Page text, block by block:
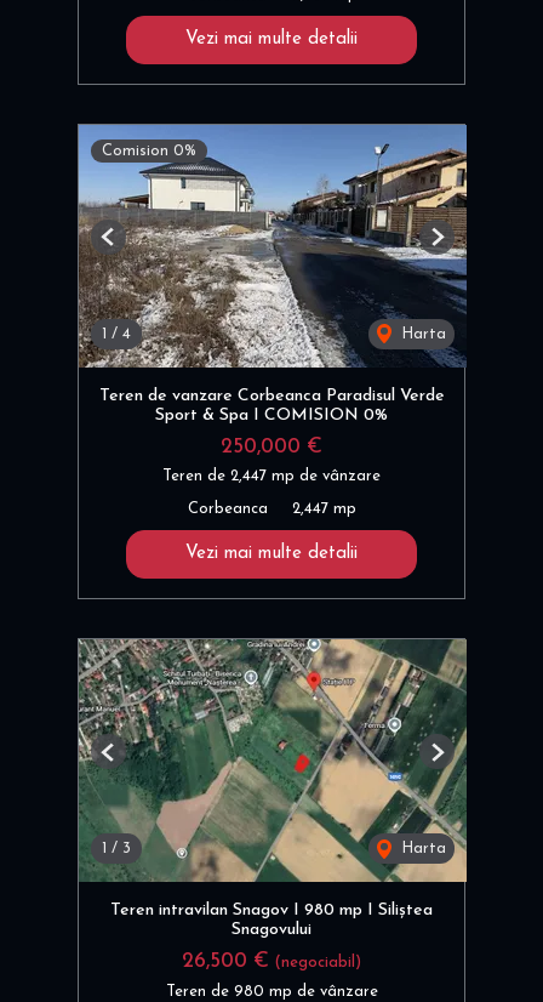
Vezi mai multe detalii
Comision 0%
1 / 4 Harta
Previous Next
Teren de vanzare Corbeanca Paradisul Verde
Sport & Spa I COMISION 0%
250,000 €
Teren de 2,447 mp de vânzare
Corbeanca 2,447 mp
Vezi mai multe detalii
/ 3 Harta
Previous Next
Teren intravilan Snagov I 980 mp I Siliștea
Snagovului
26,500 € (negociabil)
Teren de 980 mp de vânzare